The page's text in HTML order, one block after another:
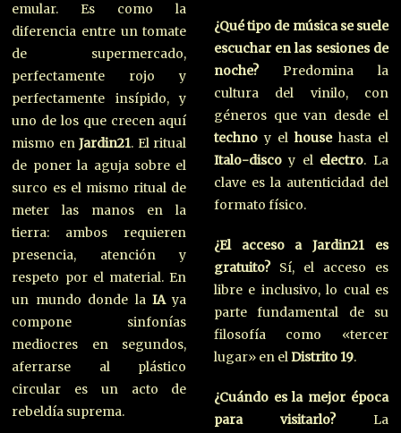
emular. Es como la
diferencia entre un tomate
de supermercado,
perfectamente rojo y
perfectamente insípido, y
uno de los que crecen aquí
mismo enJardin21. El ritual
de poner la aguja sobre el
surco es el mismo ritual de
meter las manos en la
tierra: ambos requieren
presencia, atención y
respeto por el material. En
un mundo donde laIAya
compone sinfonías
mediocres en segundos,
aferrarse al plástico
circular es un acto de
rebeldía suprema.
¿Qué tipo de música se suele
escuchar en las sesiones de
noche?Predomina la
cultura del vinilo, con
géneros que van desde el
technoy el househasta el
Italo-discoy el electro. La
clave es la autenticidad del
formato físico.
¿El acceso a Jardin21 es
gratuito?Sí, el acceso es
libre e inclusivo, lo cual es
parte fundamental de su
filosofía como «tercer
lugar» en elDistrito 19.
¿Cuándo es la mejor época
para visitarlo?La